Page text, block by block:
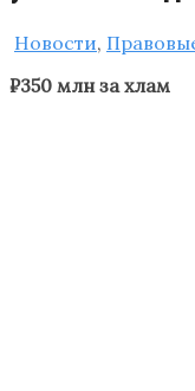
Новости,
₽350 млн за хлам